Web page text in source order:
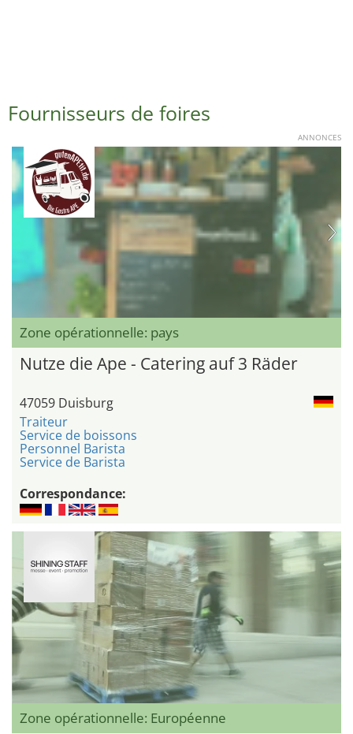
Fournisseurs de foires
ANNONCES
Zone opérationnelle: pays
Nutze die Ape - Catering auf 3 Räder
47059 Duisburg
Traiteur
Service de boissons
Personnel Barista
Service de Barista
Correspondance:
Zone opérationnelle: Européenne